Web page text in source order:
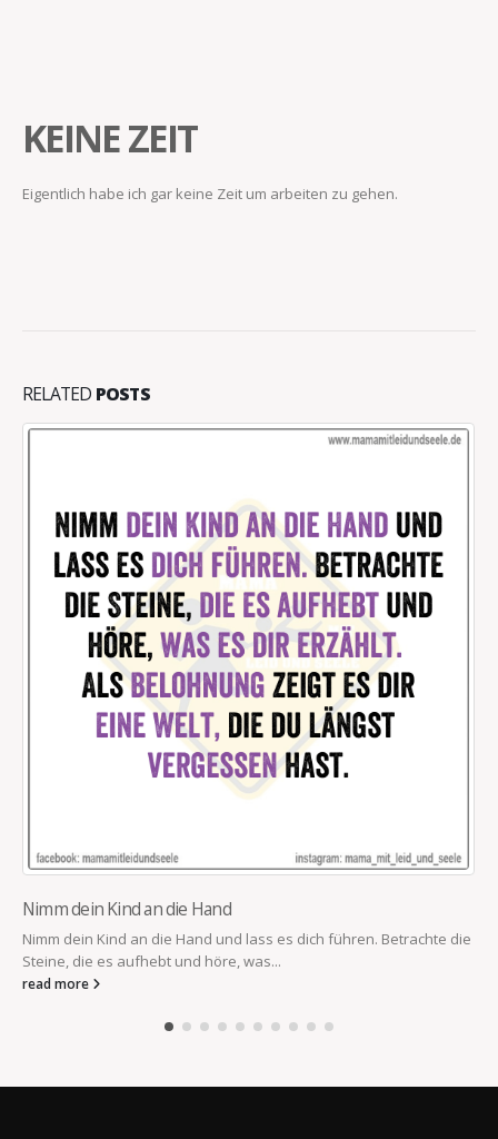
KEINE ZEIT
Eigentlich habe ich gar keine Zeit um arbeiten zu gehen.
RELATED POSTS
Nimm dein Kind an die Hand
Nimm dein Kind an die Hand und lass es dich führen. Betrachte die
Steine, die es aufhebt und höre, was...
read more